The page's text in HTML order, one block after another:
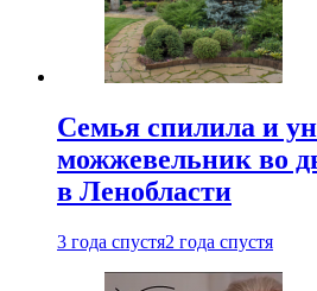
Семья спилила и
можжевельник во
в Ленобласти
3 года спустя2 года спустя